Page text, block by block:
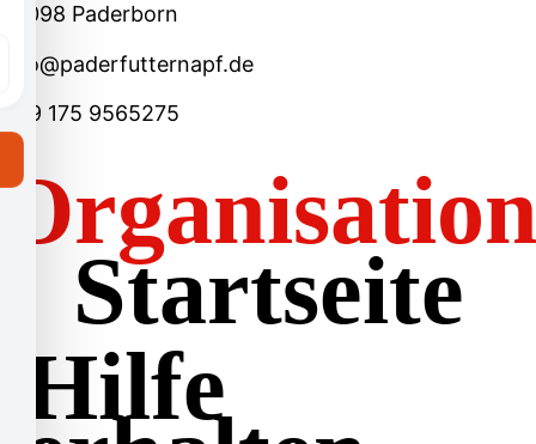
33098 Paderborn
info@paderfutternapf.de
+49 175 9565275
Startseite
Hilfe